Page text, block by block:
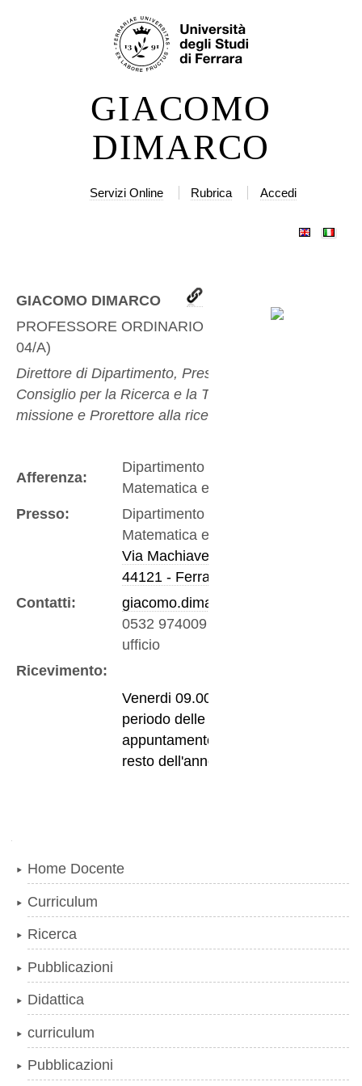
GIACOMO
DIMARCO
Servizi Online Rubrica Accedi
GIACOMO DIMARCO
PROFESSORE ORDINARIO
04/A)
Direttore di Dipartimento, Presidente del
Consiglio per la Ricerca e la Terza
missione e Prorettore alla ricerca
Afferenza:
Dipartimento di
Matematica e Informatica
Presso:
Dipartimento di
Matematica e Informatica
Via Machiavelli 30
44121 - Ferrara
Contatti:
giacomo.dimarco@unife.it
0532 974009
ufficio
Ricevimento:
Venerdi 09.00-12.30 nel
periodo delle lezioni. Su
appuntamento durante il
resto dell'anno.
Home Docente
Curriculum
Ricerca
Pubblicazioni
Didattica
curriculum
Pubblicazioni